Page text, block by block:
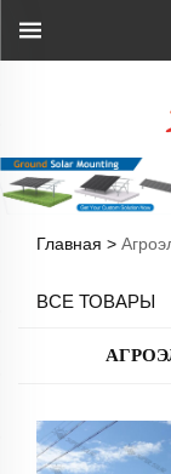
Главная >
ВСЕ ТОВАРЫ